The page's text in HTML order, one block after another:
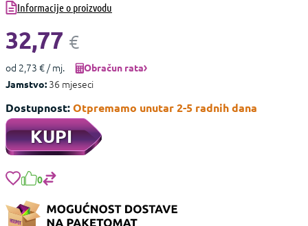
Informacije o proizvodu
32,77 €
od 2,73 € / mj.
Obračun rata
Jamstvo: 36 mjeseci
Dostupnost:Otpremamo unutar 2-5 radnih dana
KUPI
0